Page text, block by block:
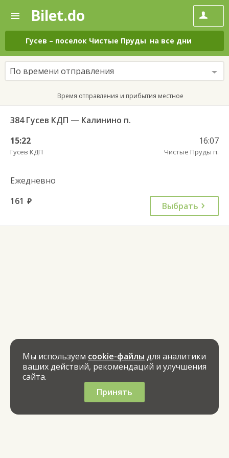
—
Поиск
и
покупка
билетов
на
автобус
онлайн
Bilet.do
Гусев – поселок Чистые Пруды на все дни
По времени отправления
Время отправления и прибытия местное
384 Гусев КДП — Калинино п.
15:22
Гусев КДП
16:07
Чистые Пруды п.
Ежедневно
161 руб. Выбрать
Мы используем cookie-файлы для аналитики
ваших действий, рекомендаций и улучшения
сайта.
Принять